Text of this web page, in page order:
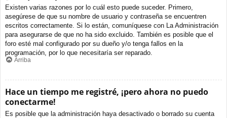
Existen varias razones por lo cuál esto puede suceder. Primero,
asegúrese de que su nombre de usuario y contraseña se encuentren
escritos correctamente. Si lo están, comuníquese con La Administración
para asegurarse de que no ha sido excluido. También es posible que el
foro esté mal configurado por su dueño y/o tenga fallos en la
programación, por lo que necesitaría ser reparado.
Arriba
Hace un tiempo me registré, ¡pero ahora no puedo
conectarme!
Es posible que la administración haya desactivado o borrado su cuenta